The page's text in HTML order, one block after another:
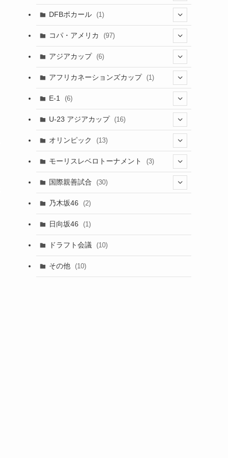
DFBポカール (1)
コパ・アメリカ (97)
(32)
(48)
(7)
(11)
アジアカップ (6)
(5)
アフリカネーションズカップ (1)
E-1 (6)
(4)
(2)
U-23 アジアカップ (16)
(2)
オリンピック (13)
(8)
モーリスレベロトーナメント (3)
国際親善試合 (30)
(1)
(7)
乃木坂46 (2)
日向坂46 (1)
ドラフト会議 (10)
その他 (10)